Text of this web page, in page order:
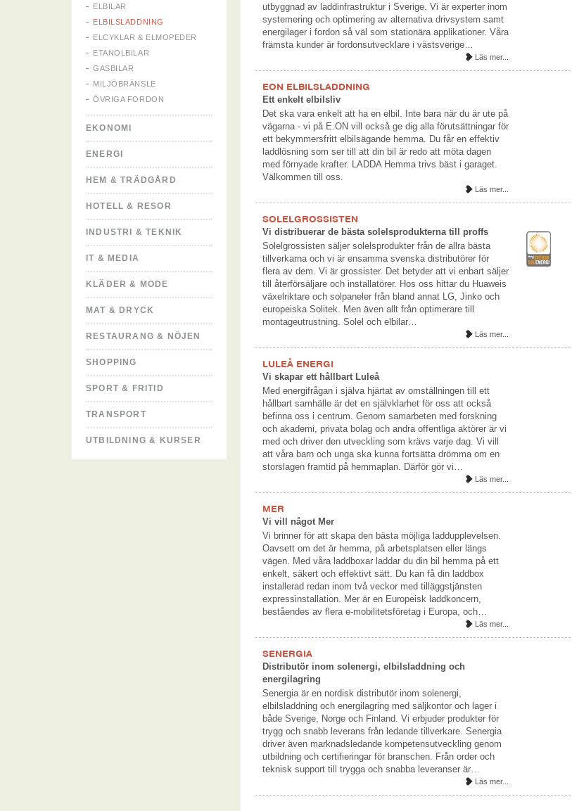
ELBILAR
ELBILSLADDNING
ELCYKLAR & ELMOPEDER
ETANOLBILAR
GASBILAR
MILJÖBRÄNSLE
ÖVRIGA FORDON
EKONOMI
ENERGI
HEM & TRÄDGÅRD
HOTELL & RESOR
INDUSTRI & TEKNIK
IT & MEDIA
KLÄDER & MODE
MAT & DRYCK
RESTAURANG & NÖJEN
SHOPPING
SPORT & FRITID
TRANSPORT
UTBILDNING & KURSER
utbyggnad av laddinfrastruktur i Sverige. Vi är experter inom
systemering och optimering av alternativa drivsystem samt
energilager i fordon så väl som stationära applikationer. Våra
främsta kunder är fordonsutvecklare i västsverige…
Läs mer...
EON ELBILSLADDNING
Ett enkelt elbilsliv
Det ska vara enkelt att ha en elbil. Inte bara när du är ute på
vägarna - vi på E.ON vill också ge dig alla förutsättningar för
ett bekymmersfritt elbilsägande hemma. Du får en effektiv
laddlösning som ser till att din bil är redo att möta dagen
med förnyade krafter. LADDA Hemma trivs bäst i garaget.
Välkommen till oss.
Läs mer...
SOLELGROSSISTEN
Vi distribuerar de bästa solelsprodukterna till proffs
Solelgrossisten säljer solelsprodukter från de allra bästa
tillverkarna och vi är ensamma svenska distributörer för
flera av dem. Vi är grossister. Det betyder att vi enbart säljer
till återförsäljare och installatörer. Hos oss hittar du Huaweis
växelriktare och solpaneler från bland annat LG, Jinko och
europeiska Solitek. Men även allt från optimerare till
montageutrustning. Solel och elbilar…
Läs mer...
LULEÅ ENERGI
Vi skapar ett hållbart Luleå
Med energifrågan i själva hjärtat av omställningen till ett
hållbart samhälle är det en självklarhet för oss att också
befinna oss i centrum. Genom samarbeten med forskning
och akademi, privata bolag och andra offentliga aktörer är vi
med och driver den utveckling som krävs varje dag. Vi vill
att våra barn och unga ska kunna fortsätta drömma om en
storslagen framtid på hemmaplan. Därför gör vi…
Läs mer...
MER
Vi vill något Mer
Vi brinner för att skapa den bästa möjliga laddupplevelsen.
Oavsett om det är hemma, på arbetsplatsen eller längs
vägen. Med våra laddboxar laddar du din bil hemma på ett
enkelt, säkert och effektivt sätt. Du kan få din laddbox
installerad redan inom två veckor med tilläggstjänsten
expressinstallation. Mer är en Europeisk laddkoncern,
beståendes av flera e-mobilitetsföretag i Europa, och…
Läs mer...
SENERGIA
Distributör inom solenergi, elbilsladdning och
energilagring
Senergia är en nordisk distributör inom solenergi,
elbilsladdning och energilagring med säljkontor och lager i
både Sverige, Norge och Finland. Vi erbjuder produkter för
trygg och snabb leverans från ledande tillverkare. Senergia
driver även marknadsledande kompetensutveckling genom
utbildning och certifieringar för branschen. Från order och
teknisk support till trygga och snabba leveranser är…
Läs mer...